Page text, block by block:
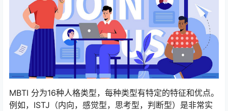
MBTI 分为16种人格类型，每种类型有特定的特征和优点。
例如，ISTJ（内向，感觉型，思考型，判断型）是非常实